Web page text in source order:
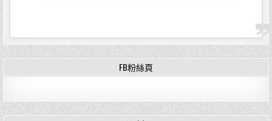
FB粉絲頁